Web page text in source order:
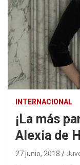
INTERNACIONAL
¡La más
Alexia de
27 junio, 2018